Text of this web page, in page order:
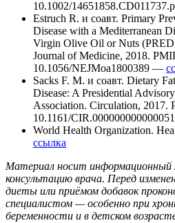
10.1002/
Estruch R. и соавт. Primary
Disease with a Mediterranean
Virgin Olive Oil or Nuts
Journal of Medicine, 2018.
10.1056/NEJMoa1800389 —
Sacks F. M. и соавт. Dietary
Disease: A Presidential
Association. Circulation, 2017.
10.1161/
World Health Organization.
ссылка
Материал носит информационный
консультацию врача. Перед
диеты или приёмом добавок
специалистом — особенно при
беременности и в детском